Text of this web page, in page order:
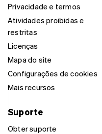
Privacidade e termos
Atividades proibidas e
restritas
Licenças
Mapa do site
Configurações de cookies
Mais recursos
Suporte
Obter suporte